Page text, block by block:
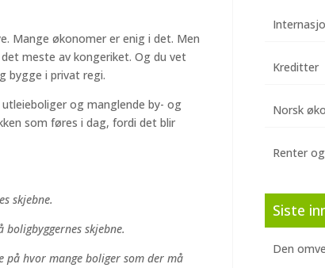
Mange økonomer er enig i det. Men
meste av kongeriket. Og du vet
bygge i privat regi.
og manglende by- og
som føres i dag, fordi det blir
skjebne.
skjebne.
hvor mange boliger som der må
Kreditter
Norsk
Renter
Siste
Den